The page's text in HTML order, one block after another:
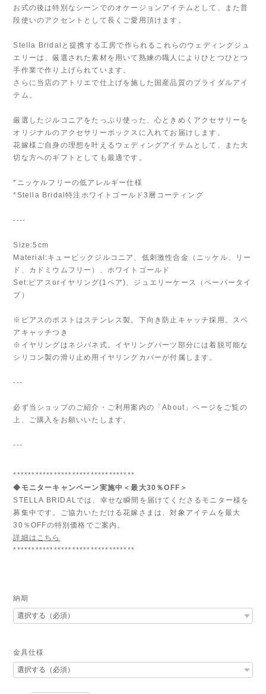
お式の後は特別なシーンでのオケージョンアイテムとして、また普
段使いのアクセントとして長くご愛用頂けます。
Stella Bridalと提携する工房で作られるこれらのウェディングジュ
エリーは、厳選された素材を用いて熟練の職人によりひとつひとつ
手作業で作り上げられています。
さらに当店のアトリエで仕上げを施した国産品質のブライダルアイ
テム。
厳選したジルコニアをたっぷり使った、心ときめくアクセサリーを
オリジナルのアクセサリーボックスに入れてお届けします。
花嫁様ご自身の理想を叶えるウェディングアイテムとして、また大
切な方へのギフトとしても最適です。
*ニッケルフリーの低アレルギー仕様
*Stella Bridal特注ホワイトゴールド3層コーティング
----
Size:5cm
Material:キュービックジルコニア、低刺激性合金（ニッケル、リー
ド、カドミウムフリー）、ホワイトゴールド
Set:ピアスorイヤリング(1ペア)、ジュエリーケース（ペーパータイ
プ）
※ピアスのポストはステンレス製。下向き防止キャッチ採用。スペ
アキャッチつき
※イヤリングはネジバネ式。イヤリングパーツ部分には着脱可能な
シリコン製の滑り止め用イヤリングカバーが付属します。
---
必ず当ショップのご紹介・ご利用案内の「About」ページをご覧の
上、ご購入をお願いいたします。
---
*********************************
◆モニターキャンペーン実施中＜最大30％OFF＞
STELLA BRIDALでは、幸せな瞬間を届けてくださるモニター様を
募集中です。ご協力いただける花嫁さまは、対象アイテムを最大
30％OFFの特別価格でご案内。
詳細はこちら
*********************************
納期
金具仕様